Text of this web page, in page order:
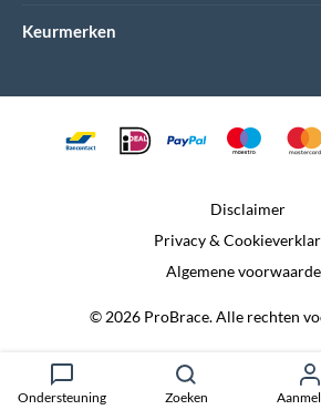
Keurmerken
© 2026 ProBrace. Alle rechten
Disclaimer
Privacy &
Algemene
Realisatie: Dtch.
Ondersteuning Zoeken